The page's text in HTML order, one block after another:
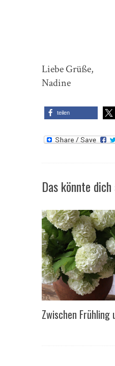
Liebe Grüße,
Nadine
teilen
Das könnte
Zwischen Frühling